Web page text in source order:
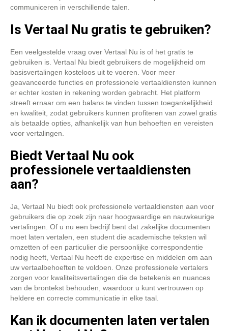
communiceren in verschillende talen.
Is Vertaal Nu gratis te gebruiken?
Een veelgestelde vraag over Vertaal Nu is of het gratis te
gebruiken is. Vertaal Nu biedt gebruikers de mogelijkheid om
basisvertalingen kosteloos uit te voeren. Voor meer
geavanceerde functies en professionele vertaaldiensten kunnen
er echter kosten in rekening worden gebracht. Het platform
streeft ernaar om een balans te vinden tussen toegankelijkheid
en kwaliteit, zodat gebruikers kunnen profiteren van zowel gratis
als betaalde opties, afhankelijk van hun behoeften en vereisten
voor vertalingen.
Biedt Vertaal Nu ook
professionele vertaaldiensten
aan?
Ja, Vertaal Nu biedt ook professionele vertaaldiensten aan voor
gebruikers die op zoek zijn naar hoogwaardige en nauwkeurige
vertalingen. Of u nu een bedrijf bent dat zakelijke documenten
moet laten vertalen, een student die academische teksten wil
omzetten of een particulier die persoonlijke correspondentie
nodig heeft, Vertaal Nu heeft de expertise en middelen om aan
uw vertaalbehoeften te voldoen. Onze professionele vertalers
zorgen voor kwaliteitsvertalingen die de betekenis en nuances
van de brontekst behouden, waardoor u kunt vertrouwen op
heldere en correcte communicatie in elke taal.
Kan ik documenten laten vertalen